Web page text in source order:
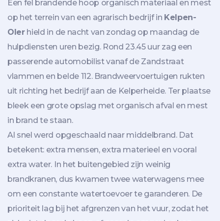
Een fel brandende hoop organisch materiaal en mest
op het terrein van een agrarisch bedrijf in Kelpen-
Olerhield in de nacht van zondag op maandag de
hulpdiensten uren bezig. Rond 23.45 uur zag een
passerende automobilist vanaf de Zandstraat
vlammen en belde 112. Brandweervoertuigen rukten
uit richting het bedrijf aan de Kelperheide. Ter plaatse
bleek een grote opslag met organisch afval en mest
in brand te staan.
Al snel werd opgeschaald naar middelbrand. Dat
betekent: extra mensen, extra materieel en vooral
extra water. In het buitengebied zijn weinig
brandkranen, dus kwamen twee waterwagens mee
om een constante watertoevoer te garanderen. De
prioriteit lag bij het afgrenzen van het vuur, zodat het